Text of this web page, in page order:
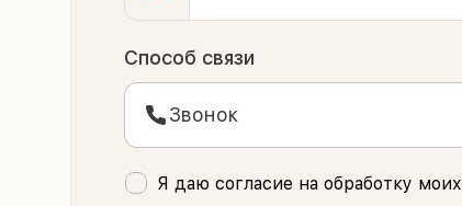
Способ связи
Звонок
Я даю согласие на обработку моих